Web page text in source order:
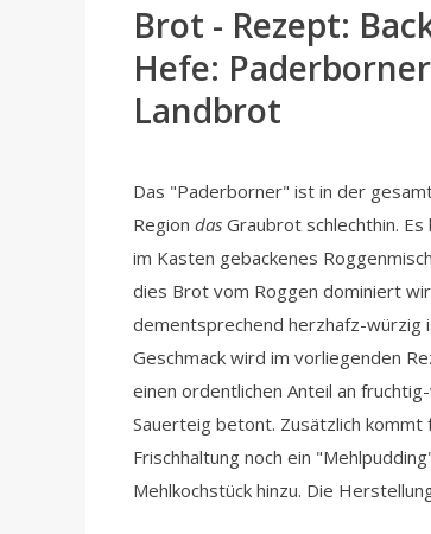
Brot - Rezept:
Hefe: Paderborner
Landbrot
Das "Paderborner" ist in der
Region das Graubrot schlechthin. Es
im Kasten gebackenes
dies Brot vom Roggen dominiert
dementsprechend herzhafz-würzig
Geschmack wird im vorliegenden
einen ordentlichen Anteil an
Sauerteig betont. Zusätzlich kommt
Frischhaltung noch ein
Mehlkochstück hinzu. Die